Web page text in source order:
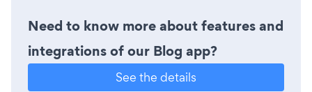
Need to know more about features and
integrations of our Blog app?
See the details